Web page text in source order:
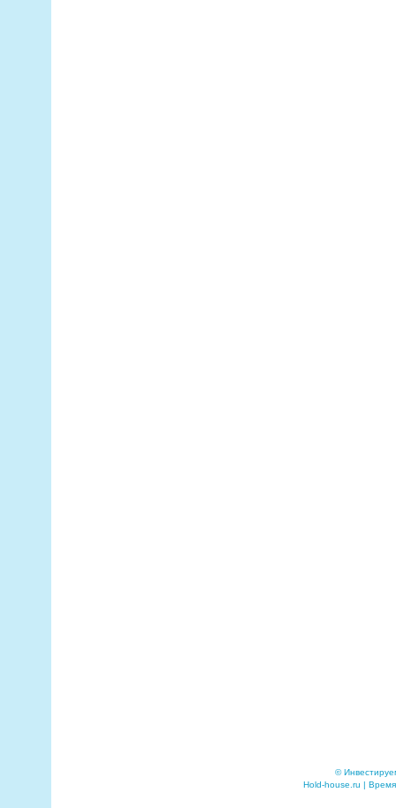
©
Hold-house.ru |